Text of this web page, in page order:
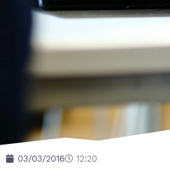
03/03/2016 12:20